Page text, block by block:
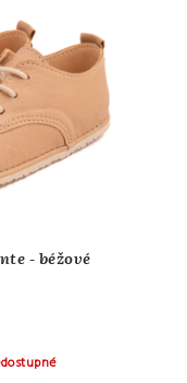
- béžové